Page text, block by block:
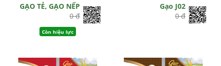
GẠO TẺ, GẠO NẾP
0 đ
Còn hiệu lực
Gạo J02
0 đ